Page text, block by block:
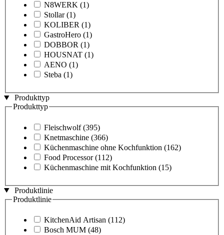
N8WERK (1)
Stollar (1)
KOLIBER (1)
GastroHero (1)
DOBBOR (1)
HOUSNAT (1)
AENO (1)
Steba (1)
Produkttyp
Produkttyp
Fleischwolf (395)
Knetmaschine (366)
Küchenmaschine ohne Kochfunktion (162)
Food Processor (112)
Küchenmaschine mit Kochfunktion (15)
Produktlinie
Produktlinie
KitchenAid Artisan (112)
Bosch MUM (48)